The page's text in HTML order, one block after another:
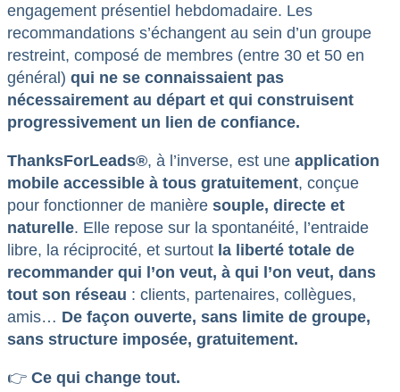
engagement présentiel hebdomadaire. Les
recommandations s’échangent au sein d’un groupe
restreint, composé de membres (entre 30 et 50 en
général) qui ne se connaissaient pas
nécessairement au départ et qui construisent
progressivement un lien de confiance.
ThanksForLeads®, à l’inverse, est une application
mobile accessible à tous gratuitement, conçue
pour fonctionner de manière souple, directe et
naturelle. Elle repose sur la spontanéité, l’entraide
libre, la réciprocité, et surtout la liberté totale de
recommander qui l’on veut, à qui l’on veut, dans
tout son réseau : clients, partenaires, collègues,
amis… De façon ouverte, sans limite de groupe,
sans structure imposée, gratuitement.
👉 Ce qui change tout.